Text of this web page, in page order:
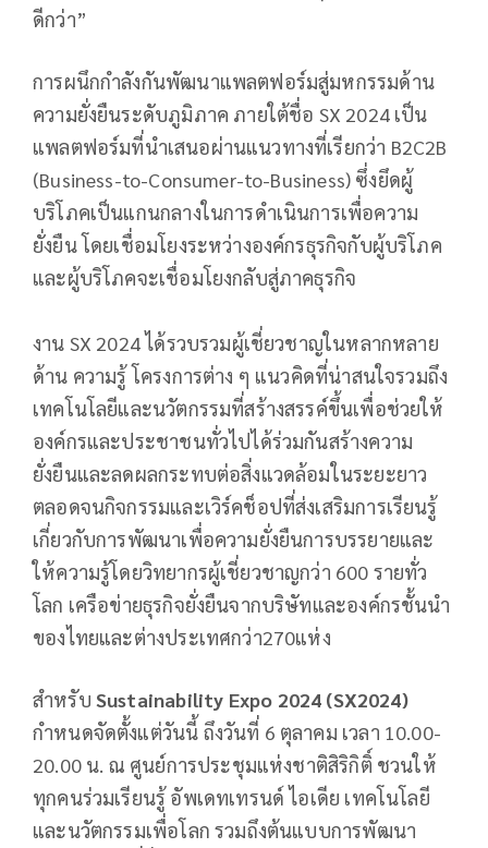
ดีกว่า”
การผนึกกำลังกันพัฒนาแพลตฟอร์มสู่มหกรรมด้าน
ความยั่งยืนระดับภูมิภาค ภายใต้ชื่อ SX 2024 เป็น
แพลตฟอร์มที่นำเสนอผ่านแนวทางที่เรียกว่า B2C2B
(Business-to-Consumer-to-Business) ซึ่งยึดผู้
บริโภคเป็นแกนกลางในการดำเนินการเพื่อความ
ยั่งยืน โดยเชื่อมโยงระหว่างองค์กรธุรกิจกับผู้บริโภค
และผู้บริโภคจะเชื่อมโยงกลับสู่ภาคธุรกิจ
งาน SX 2024 ได้รวบรวมผู้เชี่ยวชาญในหลากหลาย
ด้าน ความรู้ โครงการต่าง ๆ แนวคิดที่น่าสนใจรวมถึง
เทคโนโลยีและนวัตกรรมที่สร้างสรรค์ขึ้นเพื่อช่วยให้
องค์กรและประชาชนทั่วไปได้ร่วมกันสร้างความ
ยั่งยืนและลดผลกระทบต่อสิ่งแวดล้อมในระยะยาว
ตลอดจนกิจกรรมและเวิร์คช็อปที่ส่งเสริมการเรียนรู้
เกี่ยวกับการพัฒนาเพื่อความยั่งยืนการบรรยายและ
ให้ความรู้โดยวิทยากรผู้เชี่ยวชาญกว่า 600 รายทั่ว
โลก เครือข่ายธุรกิจยั่งยืนจากบริษัทและองค์กรชั้นนำ
ของไทยและต่างประเทศกว่า270แห่ง
สำหรับ Sustainability Expo 2024 (SX2024)
กำหนดจัดตั้งแต่วันนี้ ถึงวันที่ 6 ตุลาคม เวลา 10.00-
20.00 น. ณ ศูนย์การประชุมแห่งชาติสิริกิติ์ ชวนให้
ทุกคนร่วมเรียนรู้ อัพเดทเทรนด์ ไอเดีย เทคโนโลยี
และนวัตกรรมเพื่อโลก รวมถึงต้นแบบการพัฒนา